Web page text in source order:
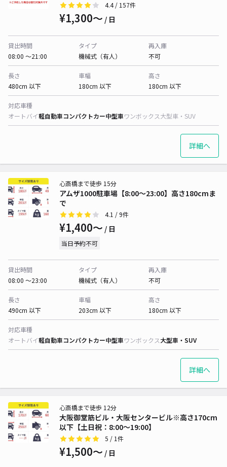
4.4/ 157件
¥1,300〜 / 日
貸出時間
08:00 〜21:00
タイプ
機械式（有人）
再入庫
不可
長さ
480cm 以下
車幅
180cm 以下
高さ
180cm 以下
対応車種
オートバイ軽自動車コンパクトカー中型車ワンボックス大型車・SUV
詳細へ
アムザ1000駐車場【8:00〜23:00】高さ180cmま
で
心斎橋まで徒歩 15分
4.1 / 9件
¥1,400〜 / 日
当日予約不可
貸出時間
08:00 〜23:00
タイプ
機械式（有人）
再入庫
不可
長さ
490cm 以下
車幅
203cm 以下
高さ
180cm 以下
対応車種
オートバイ軽自動車コンパクトカー中型車ワンボックス大型車・SUV
詳細へ
大阪御堂筋ビル・大阪センタービル※高さ170cm
以下【土日祝：8:00～19:00】
心斎橋まで徒歩 12分
5 / 1件
¥1,500〜 / 日